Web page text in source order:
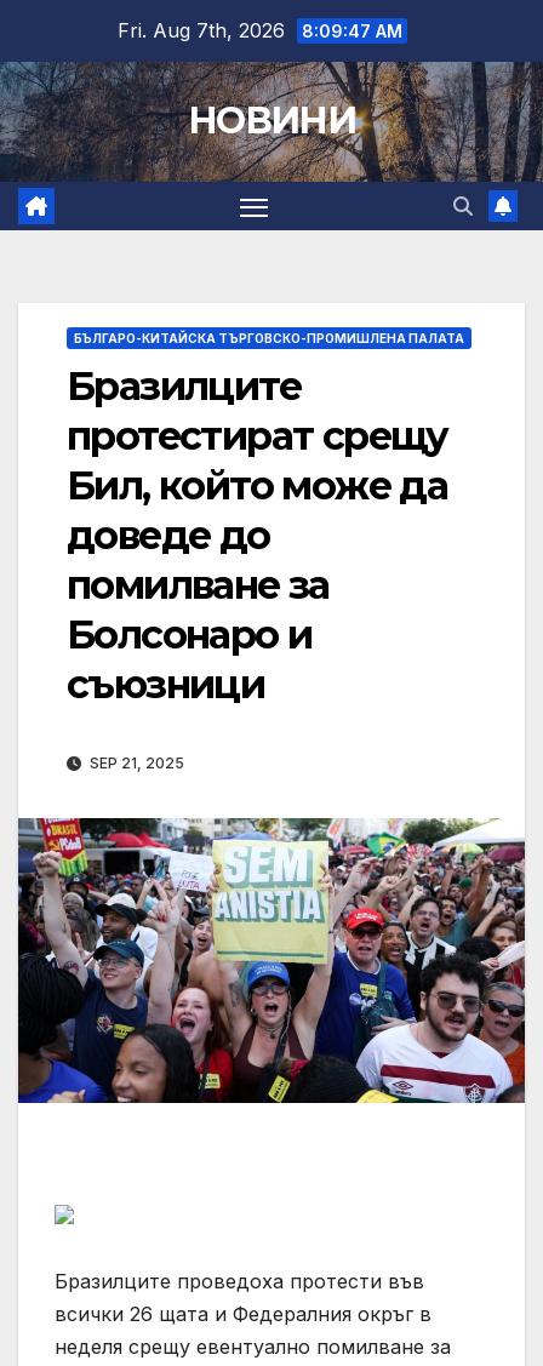
content
Fri. Aug 7th, 2026 8:09:48 AM
НОВИНИ
БЪЛГАРО-КИТАЙСКА ТЪРГОВСКО-ПРОМИШЛЕНА ПАЛАТА
Бразилците
протестират срещу
Бил, който може да
доведе до
помилване за
Болсонаро и
съюзници
SEP 21, 2025
Бразилците проведоха протести във
всички 26 щата и Федералния окръг в
неделя срещу евентуално помилване за